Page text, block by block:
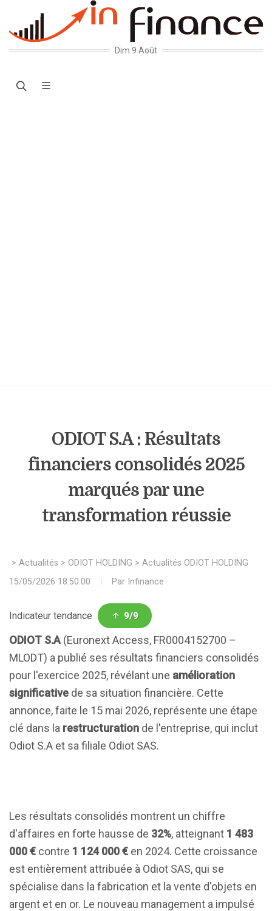
Dim 9 Août
ODIOT S.A : Résultats
financiers consolidés 2025
marqués par une
transformation réussie
> Actualités > ODIOT HOLDING > Actualités ODIOT HOLDING
15/05/2026 18:50:00
Par Infinance
Indicateur tendance 9/9
ODIOT S.A (Euronext Access, FR0004152700 –
MLODT) a publié ses résultats financiers consolidés
pour l'exercice 2025, révélant une amélioration
significative de sa situation financière. Cette
annonce, faite le 15 mai 2026, représente une étape
clé dans la restructuration de l'entreprise, qui inclut
Odiot S.A et sa filiale Odiot SAS.
Les résultats consolidés montrent un chiffre
d'affaires en forte hausse de 32%, atteignant 1 483
000 € contre 1 124 000 € en 2024. Cette croissance
est entièrement attribuée à Odiot SAS, qui se
spécialise dans la fabrication et la vente d'objets en
argent et en or. Le nouveau management a impulsé